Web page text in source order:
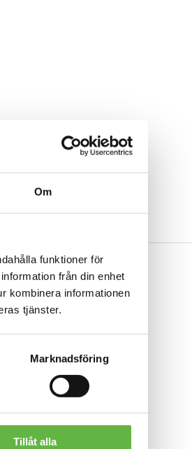
Om
funktioner för
från din enhet
kombinera informationen
tjänster.
Marknadsföring
Tillåt alla